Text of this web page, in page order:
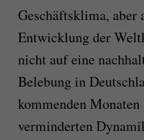
Geschäftsklima, aber
Entwicklung der
nicht auf eine
Belebung in
kommenden
verminderten